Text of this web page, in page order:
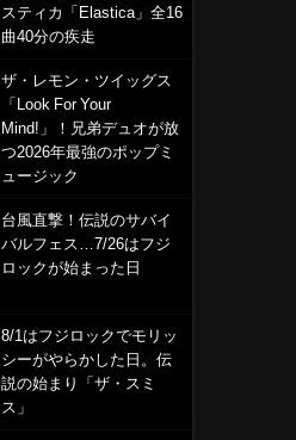
スティカ「Elastica」全16
曲40分の疾走
ザ・レモン・ツイッグス
「Look For Your
Mind!」！兄弟デュオが放
つ2026年最強のポップミ
ュージック
台風直撃！伝説のサバイ
バルフェス…7/26はフジ
ロックが始まった日
8/1はフジロックでモリッ
シーがやらかした日。伝
説の始まり「ザ・スミ
ス」